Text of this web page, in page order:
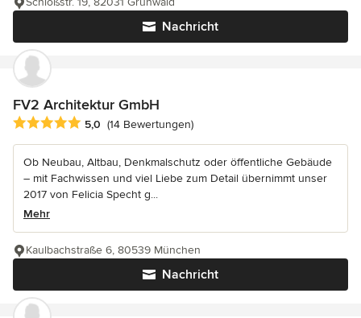
Nachricht
FV2 Architektur GmbH
Durchschnittliche Bewertung: 5 von 5 Sternen
5,0 (14 Bewertungen)
Ob Neubau, Altbau, Denkmalschutz oder öffentliche Gebäude
– mit Fachwissen und viel Liebe zum Detail übernimmt unser
2017 von Felicia Specht g...
Mehr
Nachricht
Kaulbachstraße 6, 80539 München